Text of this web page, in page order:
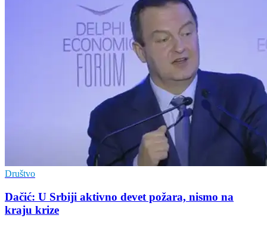
Društvo
Dačić: U Srbiji aktivno devet požara, nismo na
kraju krize